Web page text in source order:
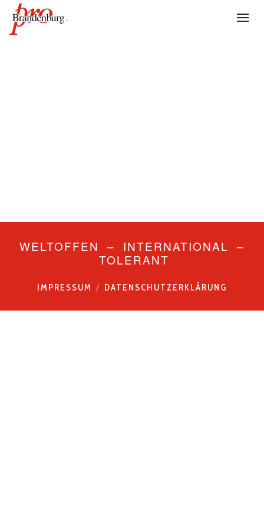
WELTOFFEN – INTERNATIONAL –
TOLERANT
IMPRESSUM DATENSCHUTZERKLÄRUNG